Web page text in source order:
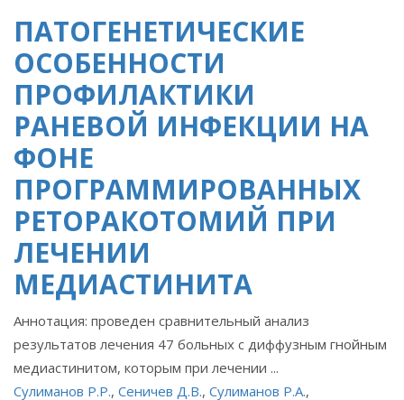
ПАТОГЕНЕТИЧЕСКИЕ
ОСОБЕННОСТИ
ПРОФИЛАКТИКИ
РАНЕВОЙ ИНФЕКЦИИ НА
ФОНЕ
ПРОГРАММИРОВАННЫХ
РЕТОРАКОТОМИЙ ПРИ
ЛЕЧЕНИИ
МЕДИАСТИНИТА
Аннотация: проведен сравнительный анализ
результатов лечения 47 больных с диффузным гнойным
медиастинитом, которым при лечении ...
Сулиманов Р.Р., Сеничев Д.В., Сулиманов Р.А.,